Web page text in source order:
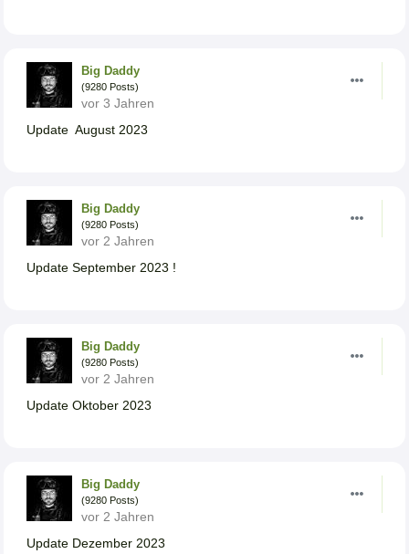
Big Daddy
(9280 Posts)
vor 3 Jahren
Update August 2023
Big Daddy
(9280 Posts)
vor 2 Jahren
Update September 2023 !
Big Daddy
(9280 Posts)
vor 2 Jahren
Update Oktober 2023
Big Daddy
(9280 Posts)
vor 2 Jahren
Update Dezember 2023